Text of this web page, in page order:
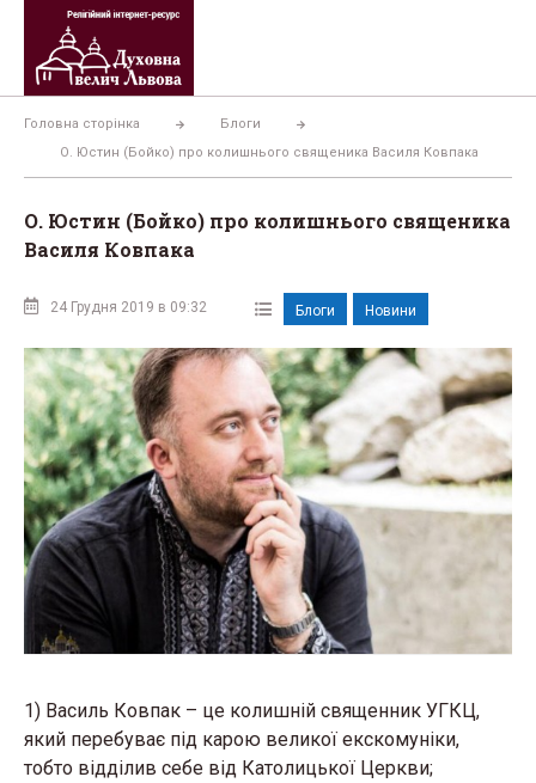
Перейти
вмісту
Головна сторінка
Блоги
О. Юстин (Бойко) про колишнього священика Василя Ковпака
О. Юстин (Бойко) про колишнього священика
Василя Ковпака
24 Грудня 2019 в 09:32 Блоги Новини
1) Василь Ковпак – це колишній священник УГКЦ,
який перебуває під карою великої екскомуніки,
тобто відділив себе від Католицької Церкви;